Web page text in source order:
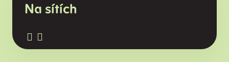
Na sítích